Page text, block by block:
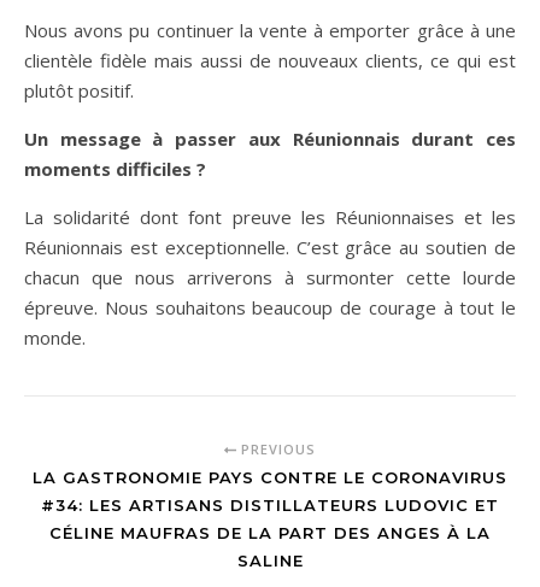
Nous avons pu continuer la vente à emporter grâce à une
clientèle fidèle mais aussi de nouveaux clients, ce qui est
plutôt positif.
Un message à passer aux Réunionnais durant ces
moments difficiles ?
La solidarité dont font preuve les Réunionnaises et les
Réunionnais est exceptionnelle. C’est grâce au soutien de
chacun que nous arriverons à surmonter cette lourde
épreuve. Nous souhaitons beaucoup de courage à tout le
monde.
PREVIOUS
LA GASTRONOMIE PAYS CONTRE LE CORONAVIRUS
#34: LES ARTISANS DISTILLATEURS LUDOVIC ET
CÉLINE MAUFRAS DE LA PART DES ANGES À LA
SALINE